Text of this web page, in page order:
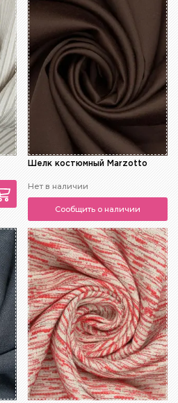
Шелк костюмный Marzotto
Нет в наличии
Сообщить о наличии